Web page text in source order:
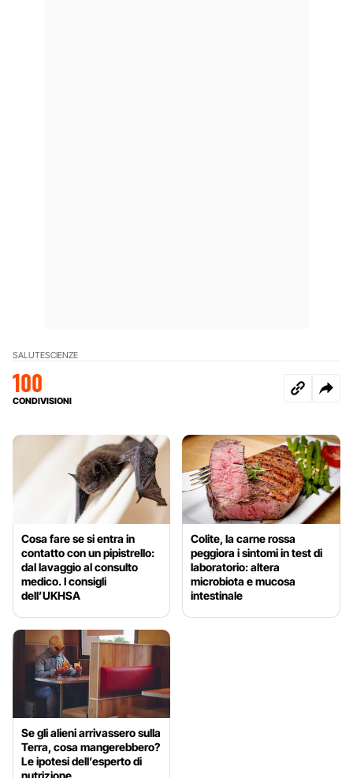
SALUTESCIENZE
100
CONDIVISIONI
Cosa fare se si entra in
contatto con un pipistrello:
dal lavaggio al consulto
medico. I consigli
dell’UKHSA
Colite, la carne rossa
peggiora i sintomi in test di
laboratorio: altera
microbiota e mucosa
intestinale
Se gli alieni arrivassero sulla
Terra, cosa mangerebbero?
Le ipotesi dell’esperto di